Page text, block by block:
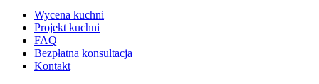
Wycena kuchni
Projekt kuchni
FAQ
Bezpłatna konsultacja
Kontakt